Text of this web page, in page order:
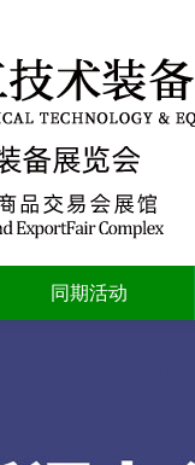
同期活动